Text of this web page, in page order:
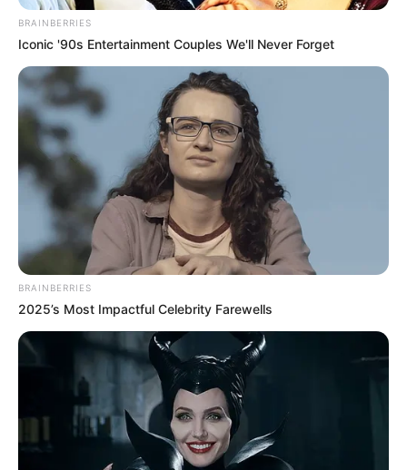
Categories
All
Weihnachtsmarmelade mit Zwetschgen und
Schokolade
eine köstliche Zucchinirolle, gefüllt mit
Schinken & Käse
Search
BRAINBERRIES
Iconic '90s Entertainment Couples We'll Never Forget
BRAINBERRIES
2025’s Most Impactful Celebrity Farewells